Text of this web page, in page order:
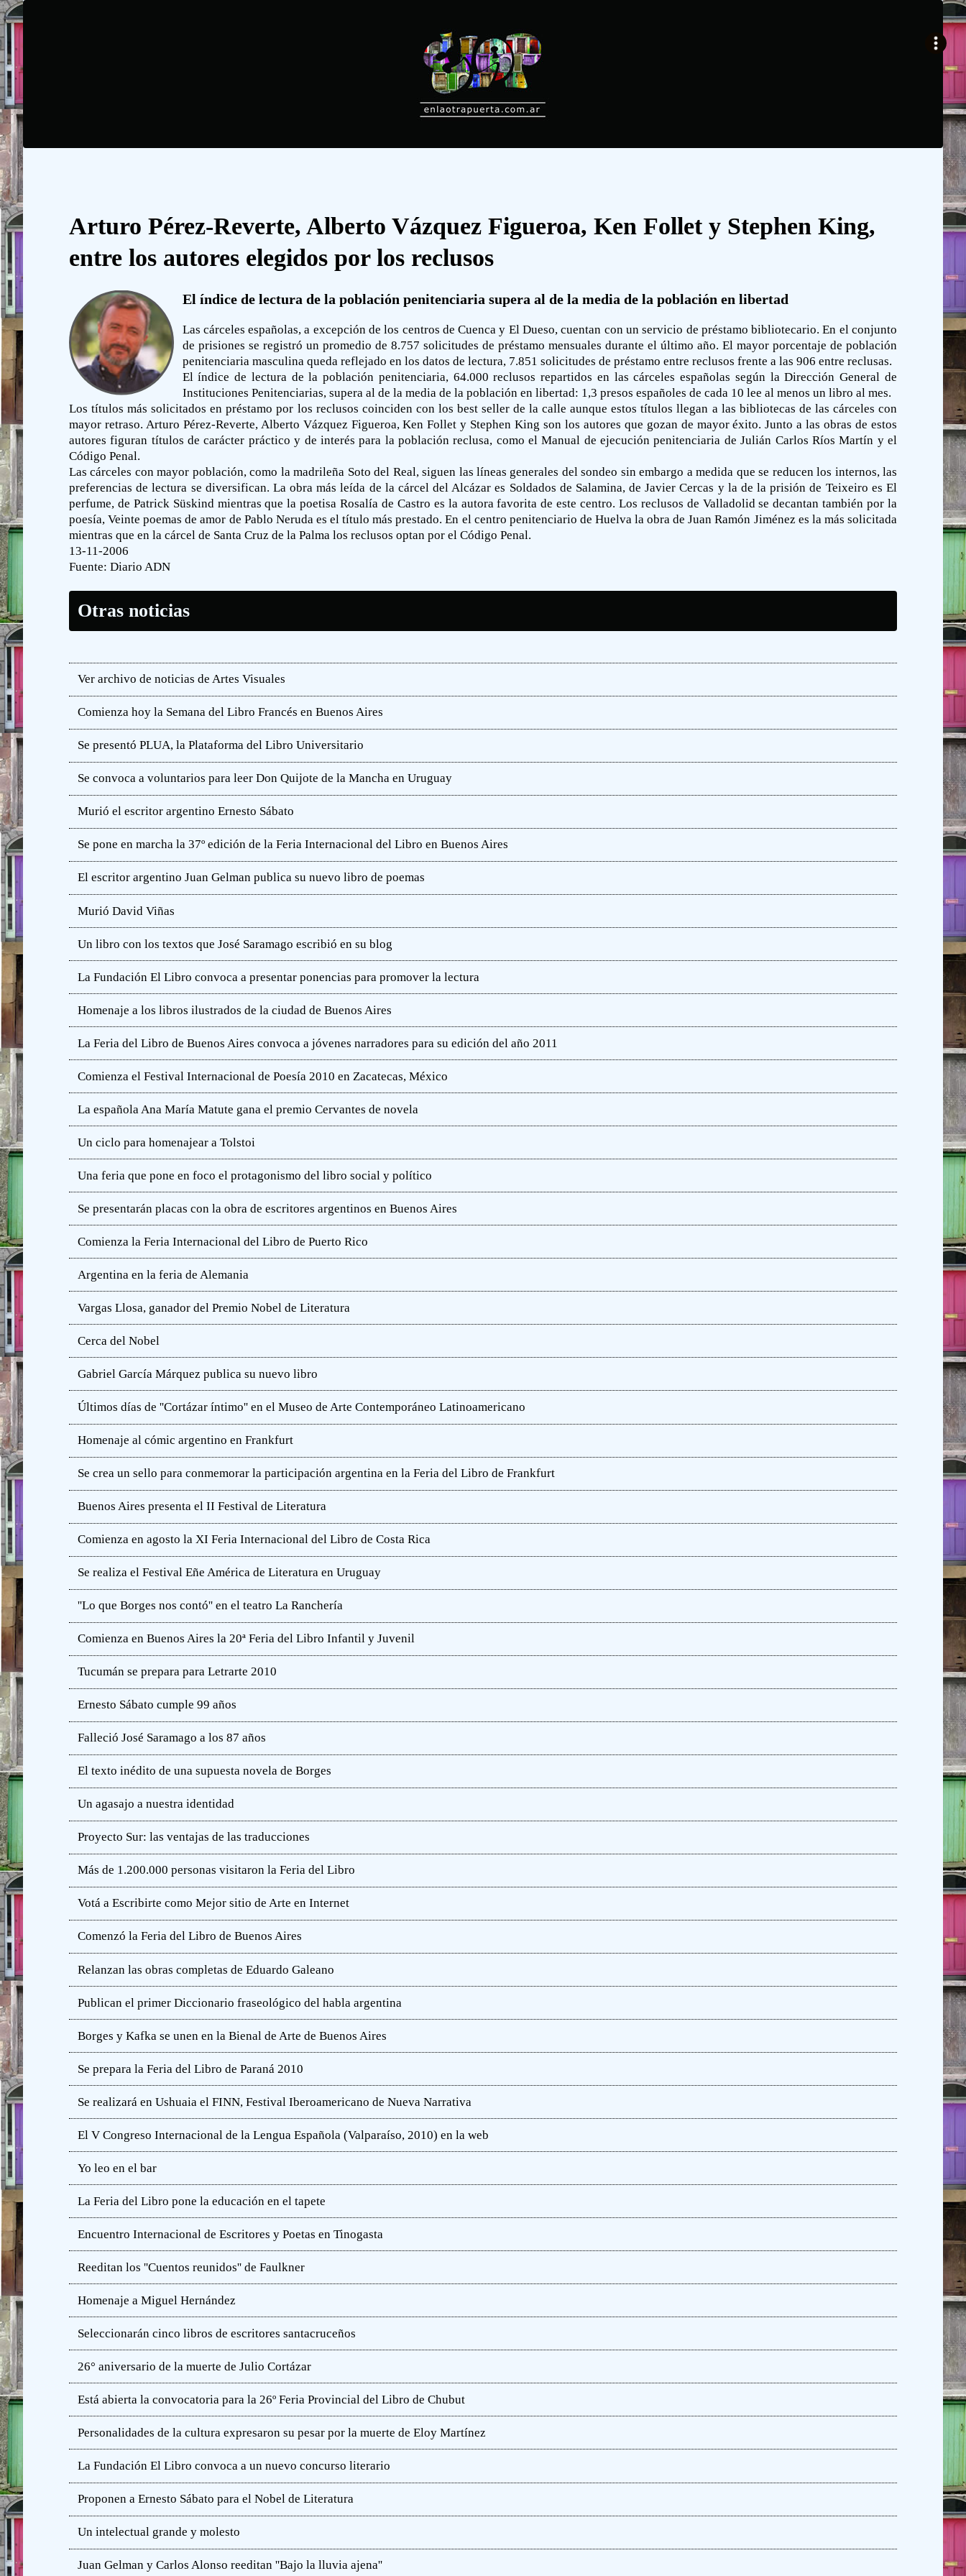
Arturo Pérez-Reverte, Alberto Vázquez Figueroa, Ken Follet y Stephen King,
entre los autores elegidos por los reclusos
El índice de lectura de la población penitenciaria supera al de la media de la población en libertad
Las cárceles españolas, a excepción de los centros de Cuenca y El Dueso, cuentan con un servicio de préstamo bibliotecario. En el conjunto
de prisiones se registró un promedio de 8.757 solicitudes de préstamo mensuales durante el último año. El mayor porcentaje de población
penitenciaria masculina queda reflejado en los datos de lectura, 7.851 solicitudes de préstamo entre reclusos frente a las 906 entre reclusas.
El índice de lectura de la población penitenciaria, 64.000 reclusos repartidos en las cárceles españolas según la Dirección General de
Instituciones Penitenciarias, supera al de la media de la población en libertad: 1,3 presos españoles de cada 10 lee al menos un libro al mes.
Los títulos más solicitados en préstamo por los reclusos coinciden con los best seller de la calle aunque estos títulos llegan a las bibliotecas de las cárceles con
mayor retraso. Arturo Pérez-Reverte, Alberto Vázquez Figueroa, Ken Follet y Stephen King son los autores que gozan de mayor éxito. Junto a las obras de estos
autores figuran títulos de carácter práctico y de interés para la población reclusa, como el Manual de ejecución penitenciaria de Julián Carlos Ríos Martín y el
Código Penal.
Las cárceles con mayor población, como la madrileña Soto del Real, siguen las líneas generales del sondeo sin embargo a medida que se reducen los internos, las
preferencias de lectura se diversifican. La obra más leída de la cárcel del Alcázar es Soldados de Salamina, de Javier Cercas y la de la prisión de Teixeiro es El
perfume, de Patrick Süskind mientras que la poetisa Rosalía de Castro es la autora favorita de este centro. Los reclusos de Valladolid se decantan también por la
poesía, Veinte poemas de amor de Pablo Neruda es el título más prestado. En el centro penitenciario de Huelva la obra de Juan Ramón Jiménez es la más solicitada
mientras que en la cárcel de Santa Cruz de la Palma los reclusos optan por el Código Penal.
13-11-2006
Fuente: Diario ADN
Otras noticias
Ver archivo de noticias de Artes Visuales
Comienza hoy la Semana del Libro Francés en Buenos Aires
Se presentó PLUA, la Plataforma del Libro Universitario
Se convoca a voluntarios para leer Don Quijote de la Mancha en Uruguay
Murió el escritor argentino Ernesto Sábato
Se pone en marcha la 37º edición de la Feria Internacional del Libro en Buenos Aires
El escritor argentino Juan Gelman publica su nuevo libro de poemas
Murió David Viñas
Un libro con los textos que José Saramago escribió en su blog
La Fundación El Libro convoca a presentar ponencias para promover la lectura
Homenaje a los libros ilustrados de la ciudad de Buenos Aires
La Feria del Libro de Buenos Aires convoca a jóvenes narradores para su edición del año 2011
Comienza el Festival Internacional de Poesía 2010 en Zacatecas, México
La española Ana María Matute gana el premio Cervantes de novela
Un ciclo para homenajear a Tolstoi
Una feria que pone en foco el protagonismo del libro social y político
Se presentarán placas con la obra de escritores argentinos en Buenos Aires
Comienza la Feria Internacional del Libro de Puerto Rico
Argentina en la feria de Alemania
Vargas Llosa, ganador del Premio Nobel de Literatura
Cerca del Nobel
Gabriel García Márquez publica su nuevo libro
Últimos días de ''Cortázar íntimo'' en el Museo de Arte Contemporáneo Latinoamericano
Homenaje al cómic argentino en Frankfurt
Se crea un sello para conmemorar la participación argentina en la Feria del Libro de Frankfurt
Buenos Aires presenta el II Festival de Literatura
Comienza en agosto la XI Feria Internacional del Libro de Costa Rica
Se realiza el Festival Eñe América de Literatura en Uruguay
''Lo que Borges nos contó'' en el teatro La Ranchería
Comienza en Buenos Aires la 20ª Feria del Libro Infantil y Juvenil
Tucumán se prepara para Letrarte 2010
Ernesto Sábato cumple 99 años
Falleció José Saramago a los 87 años
El texto inédito de una supuesta novela de Borges
Un agasajo a nuestra identidad
Proyecto Sur: las ventajas de las traducciones
Más de 1.200.000 personas visitaron la Feria del Libro
Votá a Escribirte como Mejor sitio de Arte en Internet
Comenzó la Feria del Libro de Buenos Aires
Relanzan las obras completas de Eduardo Galeano
Publican el primer Diccionario fraseológico del habla argentina
Borges y Kafka se unen en la Bienal de Arte de Buenos Aires
Se prepara la Feria del Libro de Paraná 2010
Se realizará en Ushuaia el FINN, Festival Iberoamericano de Nueva Narrativa
El V Congreso Internacional de la Lengua Española (Valparaíso, 2010) en la web
Yo leo en el bar
La Feria del Libro pone la educación en el tapete
Encuentro Internacional de Escritores y Poetas en Tinogasta
Reeditan los ''Cuentos reunidos'' de Faulkner
Homenaje a Miguel Hernández
Seleccionarán cinco libros de escritores santacruceños
26° aniversario de la muerte de Julio Cortázar
Está abierta la convocatoria para la 26º Feria Provincial del Libro de Chubut
Personalidades de la cultura expresaron su pesar por la muerte de Eloy Martínez
La Fundación El Libro convoca a un nuevo concurso literario
Proponen a Ernesto Sábato para el Nobel de Literatura
Un intelectual grande y molesto
Juan Gelman y Carlos Alonso reeditan ''Bajo la lluvia ajena''